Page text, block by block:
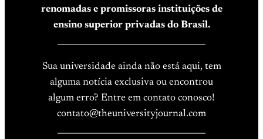
renomadas e promissoras instituições de
ensino superior privadas do Brasil.
Sua universidade ainda não está aqui, tem
alguma notícia exclusiva ou encontrou
algum erro? Entre em contato conosco!
contato@theuniversityjournal.com